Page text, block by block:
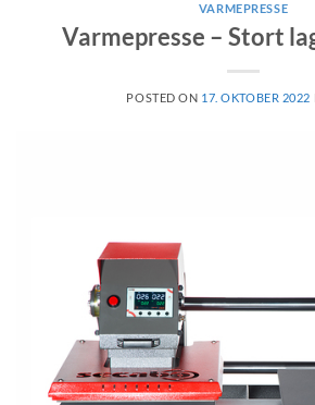
VARMEPRESSE
Varmepresse – Stort
POSTED ON 17. OKTOBER 2022